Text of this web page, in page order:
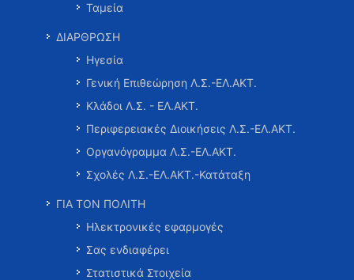
Ταμεία
ΔΙΑΡΘΡΩΣΗ
Ηγεσία
Γενική Επιθεώρηση Λ.Σ.-ΕΛ.ΑΚΤ.
Κλάδοι Λ.Σ. - ΕΛ.ΑΚΤ.
Περιφερειακές Διοικήσεις Λ.Σ.-ΕΛ.ΑΚΤ.
Οργανόγραμμα Λ.Σ.-ΕΛ.ΑΚΤ.
Σχολές Λ.Σ.-ΕΛ.ΑΚΤ.-Κατάταξη
ΓΙΑ ΤΟΝ ΠΟΛΙΤΗ
Ηλεκτρονικές εφαρμογές
Σας ενδιαφέρει
Στατιστικά Στοιχεία